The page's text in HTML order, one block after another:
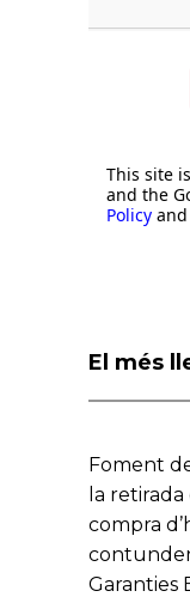
This site
and the
Policy and
El més
Foment
la
compra
Garanties